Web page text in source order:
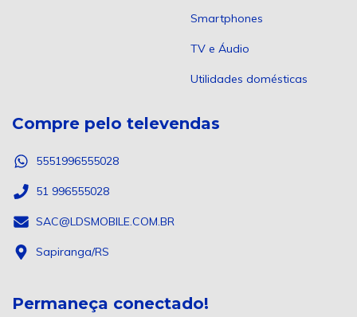
Smartphones
TV e Áudio
Utilidades domésticas
Compre pelo televendas
5551996555028
51 996555028
SAC@LDSMOBILE.COM.BR
Sapiranga/RS
Permaneça conectado!